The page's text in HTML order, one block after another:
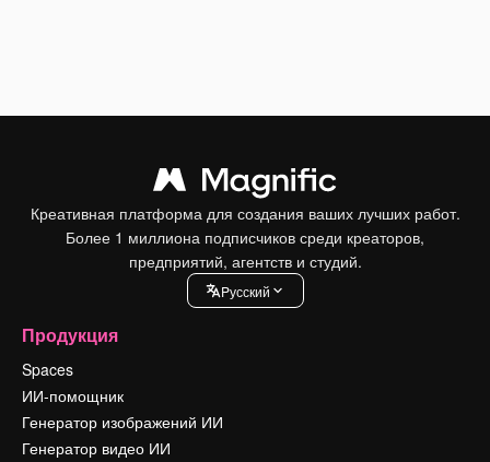
Креативная платформа для создания ваших лучших работ.
Более 1 миллиона подписчиков среди креаторов,
предприятий, агентств и студий.
Pусский
Продукция
Spaces
ИИ-помощник
Генератор изображений ИИ
Генератор видео ИИ